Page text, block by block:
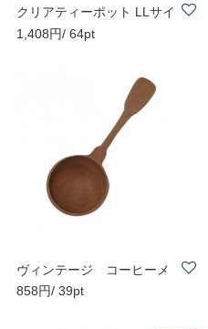
クリアティーポット LLサイ
ズ クリア ..
1,408円/ 64pt
ヴィンテージ コーヒーメ
ジャースプーン
858円/ 39pt